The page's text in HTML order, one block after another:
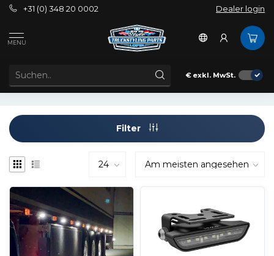
+31 (0) 348 20 0002 Dealer login
MENU
€ exkl. MwSt.
Außenbereich
ARBEITSSCHEINWERFER
Filter